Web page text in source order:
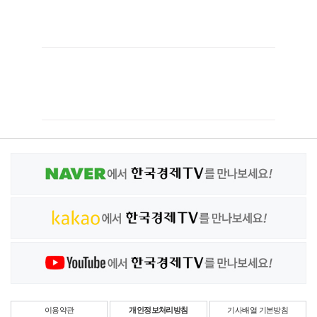
이용약관 개인정보처리방침 기사배열 기본방침